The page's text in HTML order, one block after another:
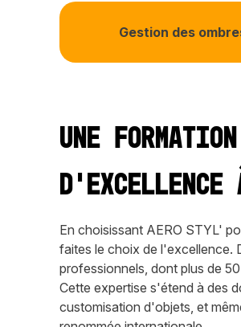
Gestion des
Une
d'excellence
En choisissant AERO STYL'
faites le choix de l'excellence.
professionnels, dont plus de
Cette expertise s'étend à des
customisation d'objets, et